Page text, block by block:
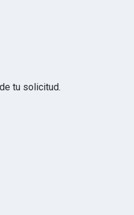
tu solicitud.